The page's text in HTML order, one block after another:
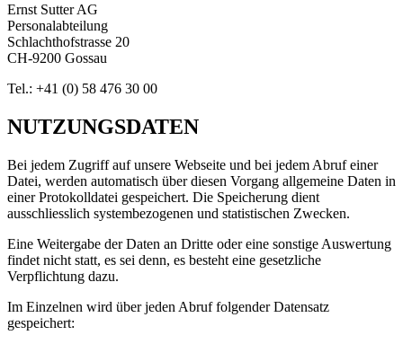
Ernst Sutter AG
Personalabteilung
Schlachthofstrasse 20
CH-9200 Gossau
Tel.: +41 (0) 58 476 30 00
NUTZUNGSDATEN
Bei jedem Zugriff auf unsere Webseite und bei jedem Abruf einer
Datei, werden automatisch über diesen Vorgang allgemeine Daten in
einer Protokolldatei gespeichert. Die Speicherung dient
ausschliesslich systembezogenen und statistischen Zwecken.
Eine Weitergabe der Daten an Dritte oder eine sonstige Auswertung
findet nicht statt, es sei denn, es besteht eine gesetzliche
Verpflichtung dazu.
Im Einzelnen wird über jeden Abruf folgender Datensatz
gespeichert: